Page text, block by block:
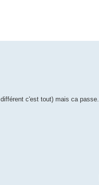
c'est tout) mais ca passe.